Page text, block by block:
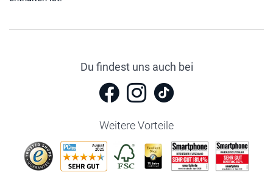
Du findest uns auch bei
Weitere Vorteile